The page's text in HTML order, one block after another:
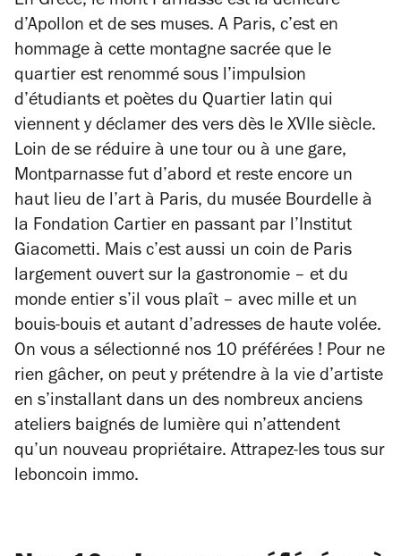
d’Apollon et de ses muses. A Paris, c’est en
hommage à cette montagne sacrée que le
quartier est renommé sous l’impulsion
d’étudiants et poètes du Quartier latin qui
viennent y déclamer des vers dès le XVIIe siècle.
Loin de se réduire à une tour ou à une gare,
Montparnasse fut d’abord et reste encore un
haut lieu de l’art à Paris, du musée Bourdelle à
la Fondation Cartier en passant par l’Institut
Giacometti. Mais c’est aussi un coin de Paris
largement ouvert sur la gastronomie – et du
monde entier s’il vous plaît – avec mille et un
bouis-bouis et autant d’adresses de haute volée.
On vous a sélectionné nos 10 préférées ! Pour ne
rien gâcher, on peut y prétendre à la vie d’artiste
en s’installant dans un des nombreux anciens
ateliers baignés de lumière qui n’attendent
qu’un nouveau propriétaire. Attrapez-les tous sur
leboncoin immo.